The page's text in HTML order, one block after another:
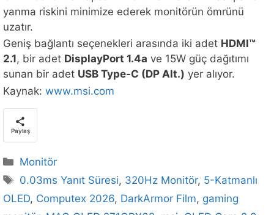
yanma riskini minimize ederek monitörün ömrünü
uzatır.
Geniş bağlantı seçenekleri arasında iki adet HDMI™
2.1, bir adet DisplayPort 1.4a ve 15W güç dağıtımı
sunan bir adet USB Type-C (DP Alt.) yer alıyor.
Kaynak: www.msi.com
Paylaş
Kategoriler
Monitör
Etiketler
0.03ms Yanıt Süresi, 320Hz Monitör, 5-Katmanlı
OLED, Computex 2026, DarkArmor Film, gaming